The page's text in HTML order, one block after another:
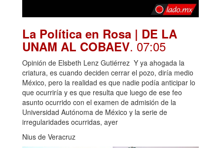
La Política en Rosa | DE LA
UNAM AL COBAEV. 07:05
Opinión de Elsbeth Lenz Gutiérrez Y ya ahogada la
criatura, es cuando deciden cerrar el pozo, diría medio
México, pero la realidad es que nadie podía anticipar lo
que ocurriría y es que resulta que luego de ese feo
asunto ocurrido con el examen de admisión de la
Universidad Autónoma de México y la serie de
irregularidades ocurridas, ayer
Nius de Veracruz